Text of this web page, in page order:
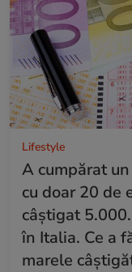
Lifestyle
A cumpărat
cu doar 20 de
câștigat
în Italia. Ce a
marele